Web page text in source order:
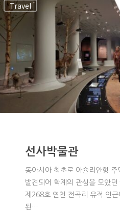
Travel
선사박물관
동아시아 최초로 아슐리안형 주
발견되어 학계의 관심을 모았던
제268호 연천 전곡리 유적 인근
된…